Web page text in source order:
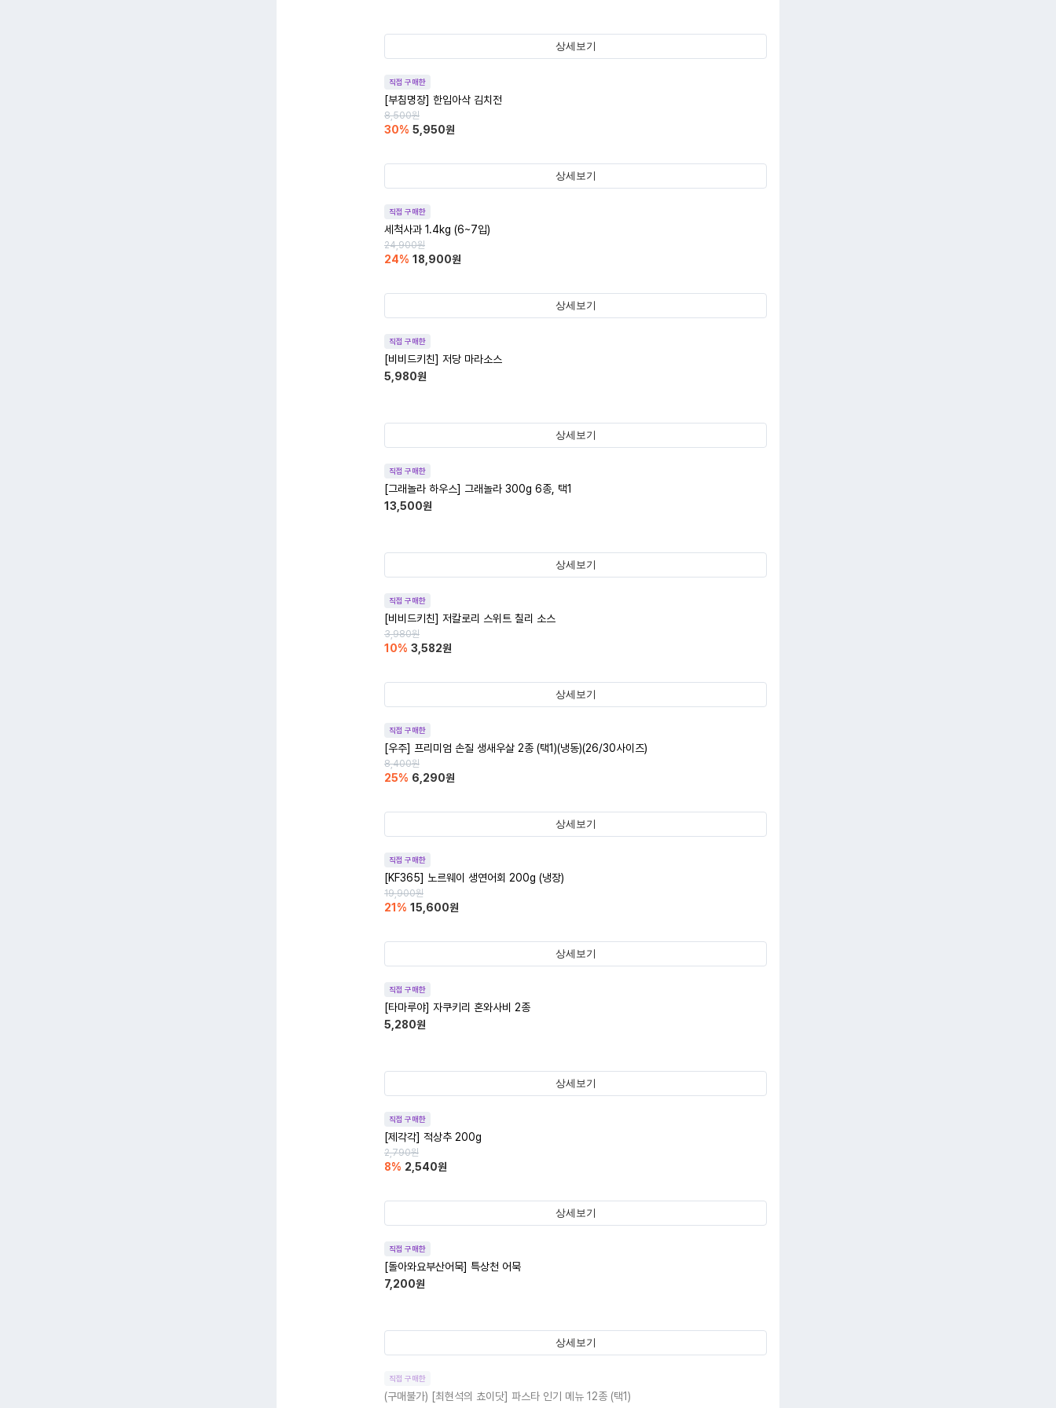
상세보기
직접 구매한
[부침명장] 한입아삭 김치전
8,500원
30% 5,950원
상세보기
직접 구매한
세척사과 1.4kg (6~7입)
24,900원
24% 18,900원
상세보기
직접 구매한
[비비드키친] 저당 마라소스
5,980원
상세보기
직접 구매한
[그래놀라 하우스] 그래놀라 300g 6종, 택1
13,500원
상세보기
직접 구매한
[비비드키친] 저칼로리 스위트 칠리 소스
3,980원
10% 3,582원
상세보기
직접 구매한
[우주] 프리미엄 손질 생새우살 2종 (택1)(냉동)(26/30사이즈)
8,400원
25% 6,290원
상세보기
직접 구매한
[KF365] 노르웨이 생연어회 200g (냉장)
19,900원
21 % 15,600원
상세보기
직접 구매한
[타마루야] 자쿠키리 혼와사비 2종
5,280원
상세보기
직접 구매한
[제각각] 적상추 200g
2,790원
8% 2,540원
상세보기
직접 구매한
[돌아와요부산어묵] 특상천 어묵
7,200원
상세보기
직접 구매한
(구매불가) [최현석의 쵸이닷] 파스타 인기 메뉴 12종 (택1)